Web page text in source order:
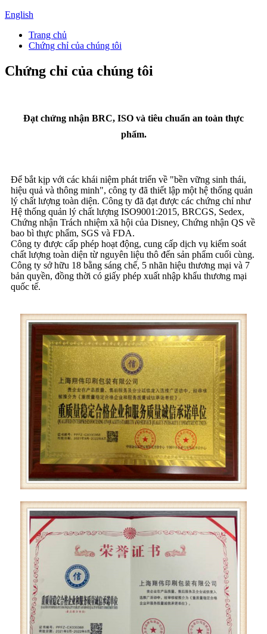
English
Trang chủ
Chứng chỉ của chúng tôi
Chứng chỉ của chúng tôi
Đạt chứng nhận BRC, ISO và tiêu chuẩn an toàn thực
phẩm.
Để bắt kịp với các khái niệm phát triển về "bền vững sinh thái,
hiệu quả và thông minh", công ty đã thiết lập một hệ thống quản
lý chất lượng toàn diện. Công ty đã đạt được các chứng chỉ như
Hệ thống quản lý chất lượng ISO9001:2015, BRCGS, Sedex,
Chứng nhận Trách nhiệm xã hội của Disney, Chứng nhận QS về
bao bì thực phẩm, SGS và FDA.
Công ty được cấp phép hoạt động, cung cấp dịch vụ kiểm soát
chất lượng toàn diện từ nguyên liệu thô đến sản phẩm cuối cùng.
Công ty sở hữu 18 bằng sáng chế, 5 nhãn hiệu thương mại và 7
bản quyền, đồng thời có giấy phép xuất nhập khẩu thương mại
quốc tế.